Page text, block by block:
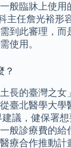
般臨牀上使用
主任詹光裕形
到此審理，而
使用。
？
長的臺灣之女
臺北醫學大學
議，健保署
般診療費的給
療合作推動計